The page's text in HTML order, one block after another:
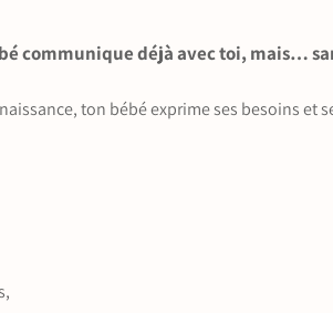
communique déjà avec toi, mais…
ton bébé exprime ses besoins et